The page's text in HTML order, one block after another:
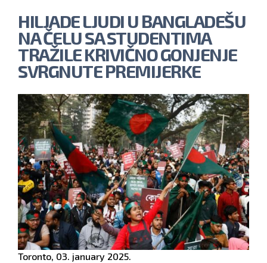
HILJADE LJUDI U BANGLADEŠU
NA ČELU SA STUDENTIMA
TRAŽILE KRIVIČNO GONJENJE
SVRGNUTE PREMIJERKE
Toronto, 03. january 2025.